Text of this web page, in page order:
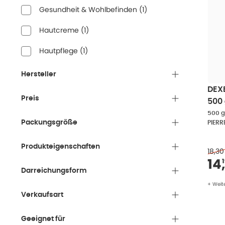
Gesundheit & Wohlbefinden (1)
Hautcreme (1)
Hautpflege (1)
Hersteller
Preis
Packungsgröße
Produkteigenschaften
Darreichungsform
Verkaufsart
Geeignet für
500
500 g
14,
+